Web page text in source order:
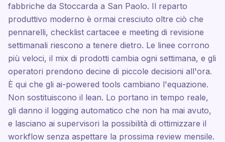
fabbriche da Stoccarda a San Paolo. Il reparto
produttivo moderno è ormai cresciuto oltre ciò che
pennarelli, checklist cartacee e meeting di revisione
settimanali riescono a tenere dietro. Le linee corrono
più veloci, il mix di prodotti cambia ogni settimana, e gli
operatori prendono decine di piccole decisioni all'ora.
È qui che gli ai-powered tools cambiano l'equazione.
Non sostituiscono il lean. Lo portano in tempo reale,
gli danno il logging automatico che non ha mai avuto,
e lasciano ai supervisori la possibilità di ottimizzare il
workflow senza aspettare la prossima review mensile.